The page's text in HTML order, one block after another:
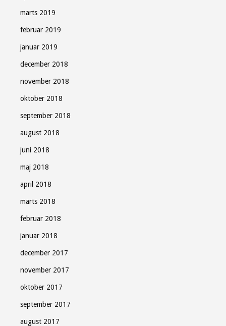
marts 2019
februar 2019
januar 2019
december 2018
november 2018
oktober 2018
september 2018
august 2018
juni 2018
maj 2018
april 2018
marts 2018
februar 2018
januar 2018
december 2017
november 2017
oktober 2017
september 2017
august 2017